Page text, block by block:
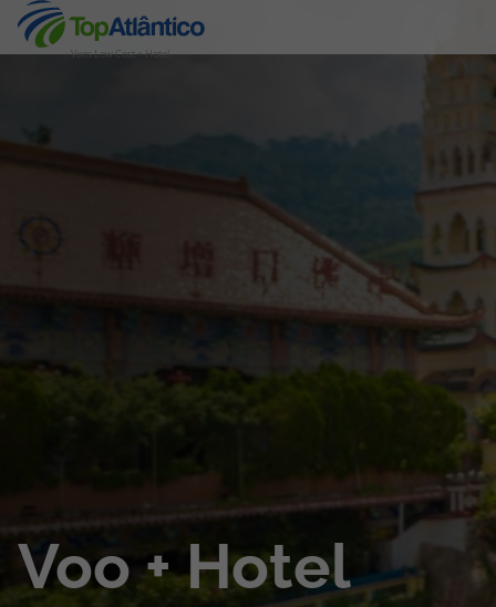
Voos Low Cost + Hotel
Destinos
Voos + Hotel
Pacotes de Férias
Cruzeiros
Promoções
Voo + Hotel